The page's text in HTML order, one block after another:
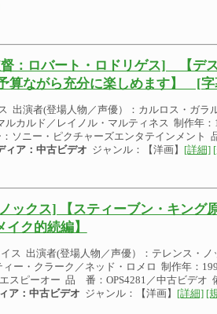
：ロバート・ロドリゲス] 【デ
算ながら充分に楽しめます】 [字
演者(登場人物／声優）：カルロス・ガラ
ルカルド／レイノル・マルティネス 制作年
ソニー・ピクチャーズエンタテインメント
ィア：中古ビデオ ジャンル：【洋画】 [詳細]
クス] 【スティーブン・キング
ク的続編】
ス 出演者(登場人物／声優）：テレンス・ノ
ィー・クラーク／ネッド・ロメロ 制作年：
スピーオー 品 番：OPS4281／中古ビデオ
ア：中古ビデオ ジャンル：【洋画】 [詳細] [